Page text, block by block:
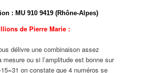
: MU 910 9419 (Rhône-Alpes)
de Pierre Marie :
délivre une combinaison assez
mesure ou si l’amplitude est bonne sur
on constate que 4 numéros se